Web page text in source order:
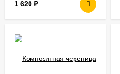
1 620 ₽